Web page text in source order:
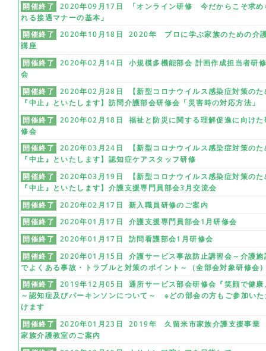
開催終了
2020年09月17日 「オンライン研修 今だからこそ求め
れる接遇マナーの基本」
開催終了
2020年10月18日 2020年 プロに学ぶ家族のための介
講座
開催終了
2020年02月14日 小規模多機能部会 計画作成担当者研
会
開催終了
2020年02月28日 【新型コロナウイルス感染症対策のた
『中止』といたします】訪問介護部会研修会「災害時の対応方法」
開催終了
2020年02月18日 福祉と防災に関する理解促進に向けた
修会
開催終了
2020年03月24日 【新型コロナウイルス感染症対策のた
『中止』といたします】認知症ケアスタッフ研修
開催終了
2020年03月19日 【新型コロナウイルス感染症対策のた
『中止』といたします】介護支援専門員部会3月交流会
開催終了
2020年02月17日 新入職員研修のご案内
開催終了
2020年01月17日 介護支援専門員部会1月研修会
開催終了
2020年01月17日 訪問看護部会1月研修会
開催終了
2020年01月15日 介護サービス事故防止講習会～介護施
でよくある事故・トラブルと対策のポイント～（全部会対象研修会
開催終了
2019年12月05日 通所サービス部会研修会『笑顔で健康
～認知症及びパーキンソンについて～ ※どの部会の方もご参加い
けます
開催終了
2020年01月23日 2019年 久留米市家族介護支援事
家族介護教室のご案内